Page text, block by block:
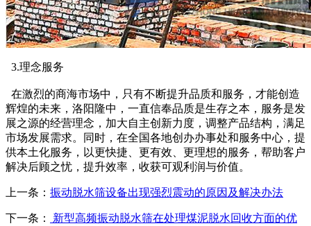
3.理念服务
在激烈的商海市场中，只有不断提升品质和服务，才能创造
辉煌的未来，洛阳隆中，一直信奉品质是生存之本，服务是发
展之源的经营理念，加大自主创新力度，调整产品结构，满足
市场发展需求。同时，在全国各地创办办事处和服务中心，提
供本土化服务，以更快捷、更有效、更理想的服务，帮助客户
解决后顾之忧，提升效率，收获可观利润与价值。
上一条： 振动脱水筛设备出现强烈震动的原因及解决办法
下一条：
新型高频振动脱水筛在处理煤泥脱水回收方面的优